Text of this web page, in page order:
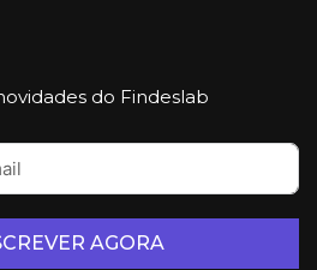
do Findeslab
AGORA